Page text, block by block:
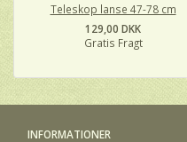
Teleskop lanse 47-78 cm
129,00 DKK
Gratis Fragt
INFORMATIONER